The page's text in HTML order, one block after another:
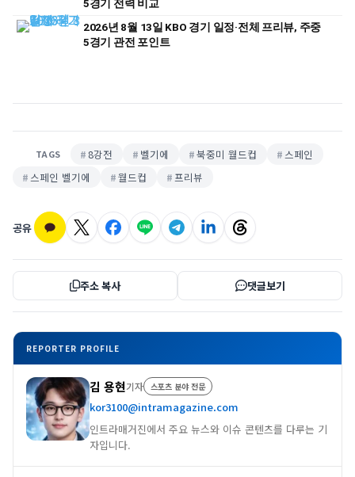
5경기 전력 비교
2026년 8월 13일 KBO 경기 일정·전체 프리뷰, 주중
5경기 관전 포인트
TAGS 8강전 벨기에 북중미 월드컵
스페인
스페인 벨기에
월드컵 프리뷰
공유
주소 복사 댓글보기
REPORTER PROFILE
김 용현기자 스포츠 분야 전문
kor3100@intramagazine.com
인트라매거진에서 주요 뉴스와 이슈 콘텐츠를 다루는 기
자입니다.